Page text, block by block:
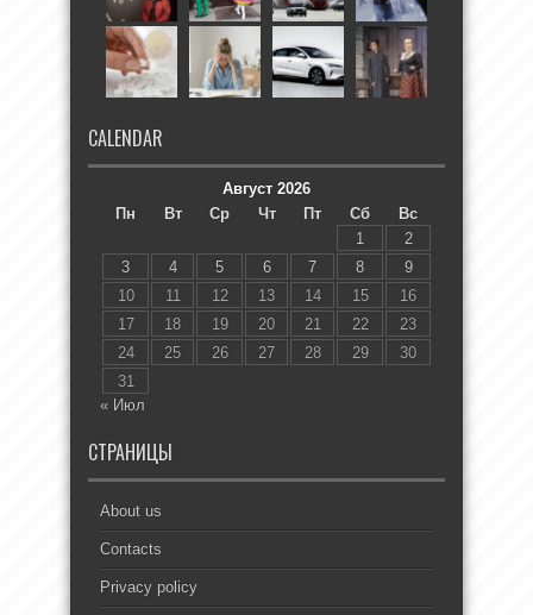
CALENDAR
Август 2026
Пн
Вт Ср Чт Пт Сб
Вс
1
2
3
4 5 6 7 8
9
10
11 12 13 14 15
16
17
18 19 20 21 22
23
24
25 26 27 28 29
30
31
« Июл
СТРАНИЦЫ
About us
Contacts
Privacy policy